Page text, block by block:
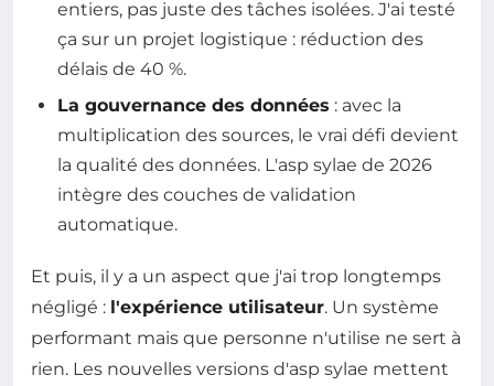
entiers, pas juste des tâches isolées. J'ai testé
ça sur un projet logistique : réduction des
délais de 40 %.
La gouvernance des données : avec la
multiplication des sources, le vrai défi devient
la qualité des données. L'asp sylae de 2026
intègre des couches de validation
automatique.
Et puis, il y a un aspect que j'ai trop longtemps
négligé : l'expérience utilisateur. Un système
performant mais que personne n'utilise ne sert à
rien. Les nouvelles versions d'asp sylae mettent